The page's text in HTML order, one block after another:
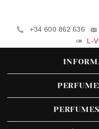
+34 600 862 636
L-